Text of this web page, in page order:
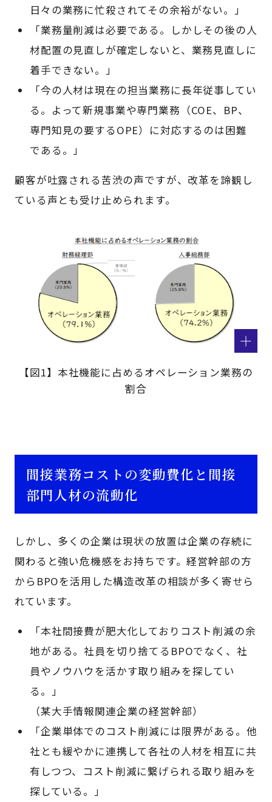
日々の業務に忙殺されてその余裕がない。」
「業務量削減は必要である。しかしその後の人
材配置の見直しが確定しないと、業務見直しに
着手できない。」
「今の人材は現在の担当業務に長年従事してい
る。よって新規事業や専門業務（COE、BP、
専門知見の要するOPE）に対応するのは困難
である。」
顧客が吐露される苦渋の声ですが、改革を諦観し
ている声とも受け止められます。
【図1】本社機能に占めるオペレーション業務の
割合
間接業務コストの変動費化と間接
部門人材の流動化
しかし、多くの企業は現状の放置は企業の存続に
関わると強い危機感をお持ちです。経営幹部の方
からBPOを活用した構造改革の相談が多く寄せら
れています。
「本社間接費が肥大化しておりコスト削減の余
地がある。社員を切り捨てるBPOでなく、社
員やノウハウを活かす取り組みを探してい
る。」
（某大手情報関連企業の経営幹部）
「企業単体でのコスト削減には限界がある。他
社とも緩やかに連携して各社の人材を相互に共
有しつつ、コスト削減に繋げられる取り組みを
探している。」